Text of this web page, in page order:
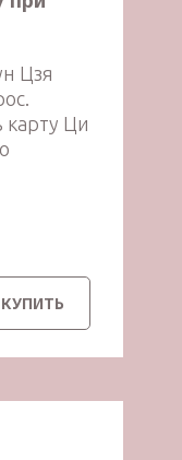
Цзя
Ци
КУПИТЬ